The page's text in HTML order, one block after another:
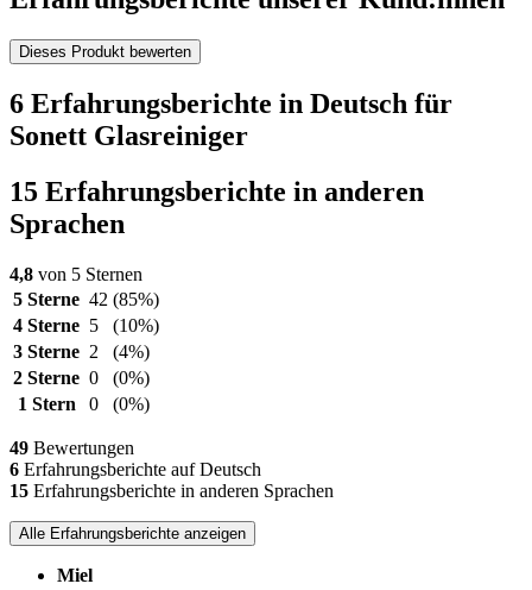
Dieses Produkt bewerten
6 Erfahrungsberichte in Deutsch für
Sonett Glasreiniger
15 Erfahrungsberichte in anderen
Sprachen
4,8 von 5 Sternen
5 Sterne 42 (85%)
4 Sterne 5
(10%)
3 Sterne 2
(4%)
2 Sterne 0
(0%)
1 Stern
0 (0%)
49 Bewertungen
6 Erfahrungsberichte auf Deutsch
15 Erfahrungsberichte in anderen Sprachen
Alle Erfahrungsberichte anzeigen
Miel